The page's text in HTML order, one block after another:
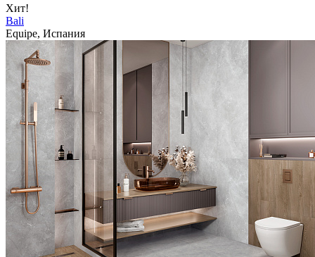
Хит!
Bali
Equipe, Испания